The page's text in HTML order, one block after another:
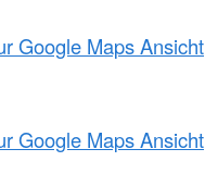
Google Maps Ansicht
Google Maps Ansicht